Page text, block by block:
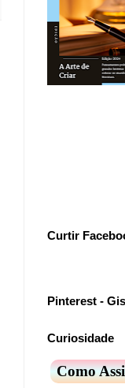
Curtir
Pinterest -
Curiosidade
Como